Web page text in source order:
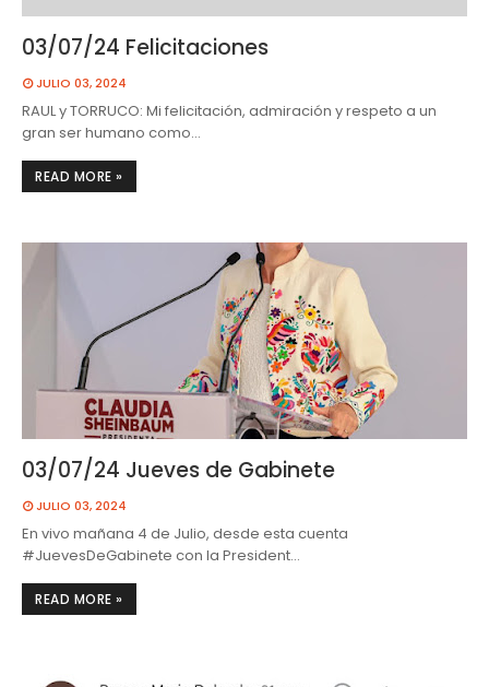
03/07/24 Felicitaciones
JULIO 03, 2024
RAUL y TORRUCO: Mi felicitación, admiración y respeto a un
gran ser humano como…
READ MORE »
03/07/24 Jueves de Gabinete
JULIO 03, 2024
En vivo mañana 4 de Julio, desde esta cuenta
#JuevesDeGabinete con la President…
READ MORE »